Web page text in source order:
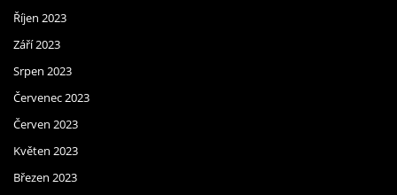
Říjen 2023
Září 2023
Srpen 2023
Červenec 2023
Červen 2023
Květen 2023
Březen 2023